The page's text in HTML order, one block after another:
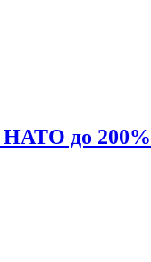
НАТО до 200%